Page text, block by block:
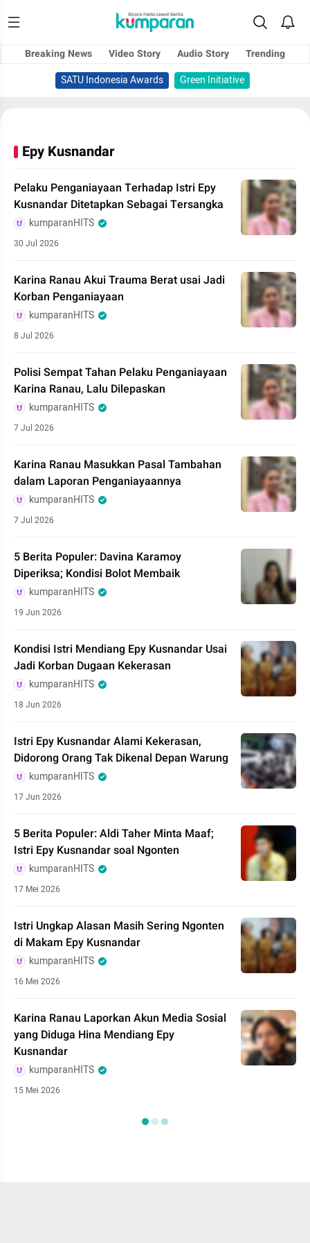
Breaking News Video Story Audio Story
Trending
SATU Indonesia Awards
Green Initiative
Epy Kusnandar
Pelaku Penganiayaan Terhadap Istri Epy
Kusnandar Ditetapkan Sebagai Tersangka
kumparanHITS
30 Jul 2026
Karina Ranau Akui Trauma Berat usai Jadi
Korban Penganiayaan
kumparanHITS
8 Jul 2026
Polisi Sempat Tahan Pelaku Penganiayaan
Karina Ranau, Lalu Dilepaskan
kumparanHITS
7 Jul 2026
Karina Ranau Masukkan Pasal Tambahan
dalam Laporan Penganiayaannya
kumparanHITS
7 Jul 2026
5 Berita Populer: Davina Karamoy
Diperiksa; Kondisi Bolot Membaik
kumparanHITS
19 Jun 2026
Kondisi Istri Mendiang Epy Kusnandar Usai
Jadi Korban Dugaan Kekerasan
kumparanHITS
18 Jun 2026
Istri Epy Kusnandar Alami Kekerasan,
Didorong Orang Tak Dikenal Depan Warung
kumparanHITS
17 Jun 2026
5 Berita Populer: Aldi Taher Minta Maaf;
Istri Epy Kusnandar soal Ngonten
kumparanHITS
17 Mei 2026
Istri Ungkap Alasan Masih Sering Ngonten
di Makam Epy Kusnandar
kumparanHITS
16 Mei 2026
Karina Ranau Laporkan Akun Media Sosial
yang Diduga Hina Mendiang Epy
Kusnandar
kumparanHITS
15 Mei 2026